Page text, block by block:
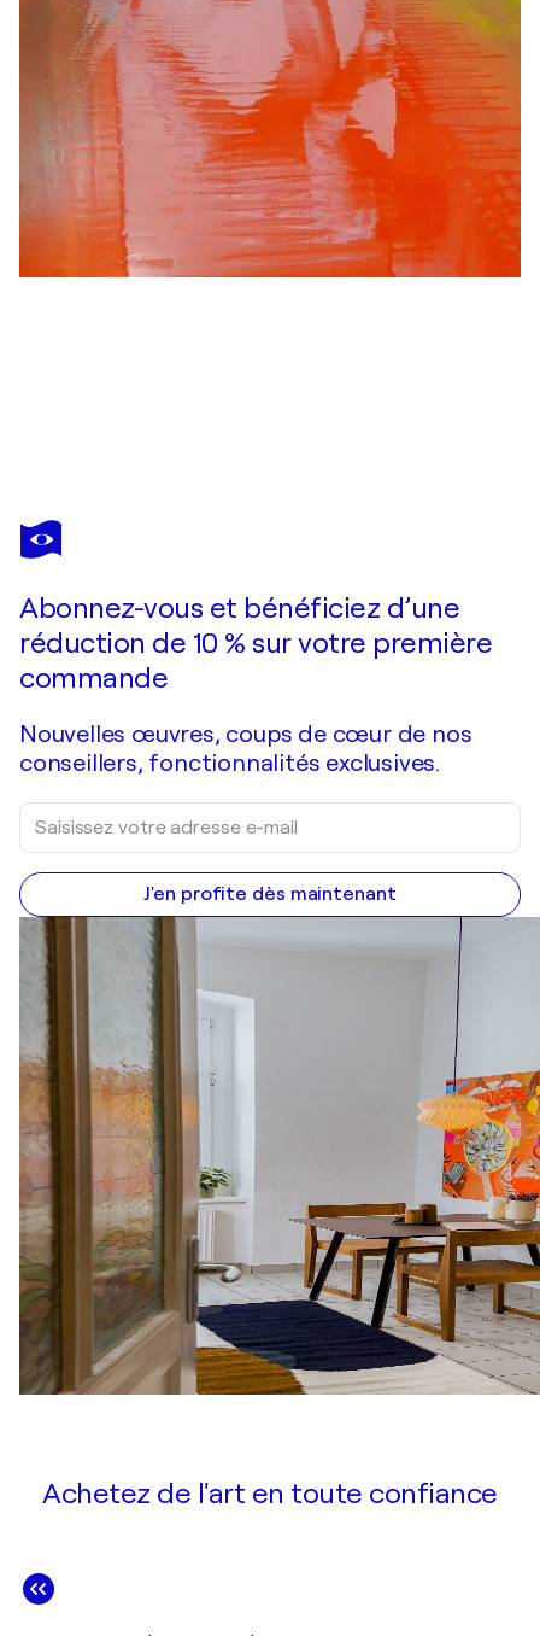
CHRISTIAN V. GRUMBKOW
Transit-Series
Abonnez-vous et bénéficiez d’une
réduction de 10 % sur votre première
commande
Nouvelles œuvres, coups de cœur de nos
conseillers, fonctionnalités exclusives.
J'en profite dès maintenant
Achetez de l'art en toute confiance